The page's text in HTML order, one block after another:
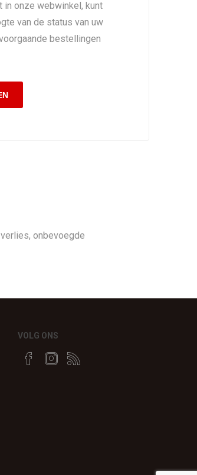
in onze webwinkel, kunt
van de status van uw
bestellingen
onbevoegde
VOLG ONS